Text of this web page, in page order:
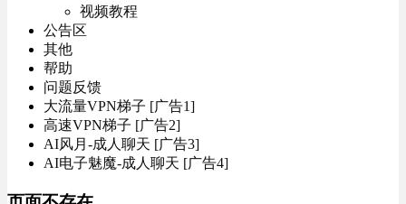
视频教程
公告区
其他
帮助
问题反馈
大流量VPN梯子 [广告1]
高速VPN梯子 [广告2]
AI风月-成人聊天 [广告3]
AI电子魅魔-成人聊天 [广告4]